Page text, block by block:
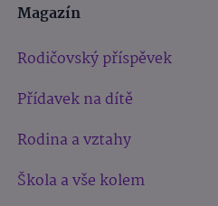
Magazín
Rodičovský příspěvek
Přídavek na dítě
Rodina a vztahy
Škola a vše kolem